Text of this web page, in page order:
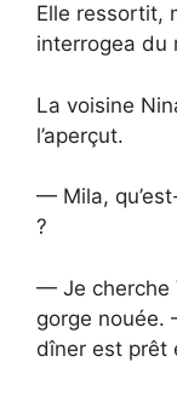
Elle ressortit,
interrogea du
La voisine
l’aperçut.
— Mila,
?
— Je cherche
gorge
dîner est prêt